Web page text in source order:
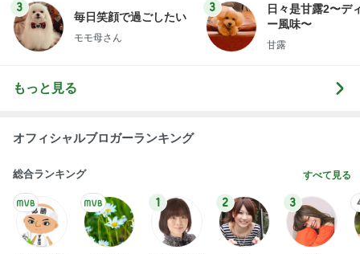
3
毎日笑顔で過ごしたい
モモ母さん
3
日々是甘露2〜デ
ー風味〜
甘露
もっと見る
オフィシャルブロガーランキング
総合ランキング すべて見る
1 2 3